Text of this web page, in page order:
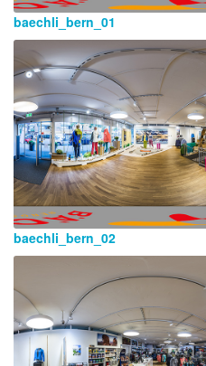
baechli_bern_01
baechli_bern_02